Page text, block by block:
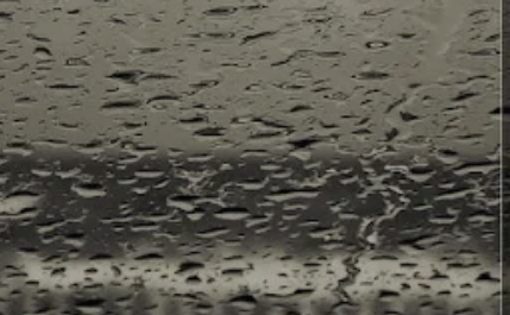
k a
m
e
r
)
t